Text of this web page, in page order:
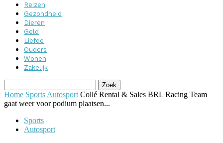
Reizen
Gezondheid
Dieren
Geld
Liefde
Ouders
Wonen
Zakelijk
Home Sports Autosport Collé Rental & Sales BRL Racing Team
gaat weer voor podium plaatsen...
Sports
Autosport